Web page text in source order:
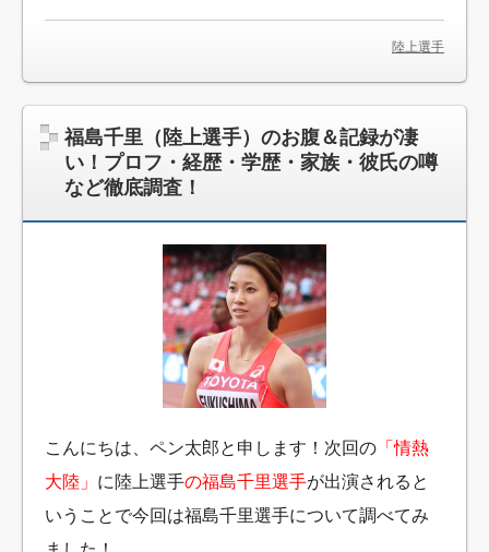
陸上選手
福島千里（陸上選手）のお腹＆記録が凄
い！プロフ・経歴・学歴・家族・彼氏の噂
など徹底調査！
こんにちは、ペン太郎と申します！次回の 「情熱
大陸」 に陸上選手の福島千里選手が出演されると
いうことで今回は福島千里選手について調べてみ